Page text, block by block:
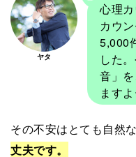
ヤタ
心理
カウ
5,000
した
音」
ますよ
その不安はとても自然
丈夫です。